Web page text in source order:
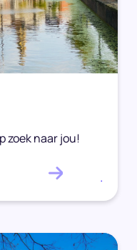
zoek naar jou!
.